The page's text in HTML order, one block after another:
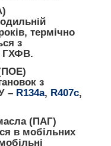
термічно
з
ГХФВ.
з
– R134a, R407c,
(ПАГ)
в мобільних